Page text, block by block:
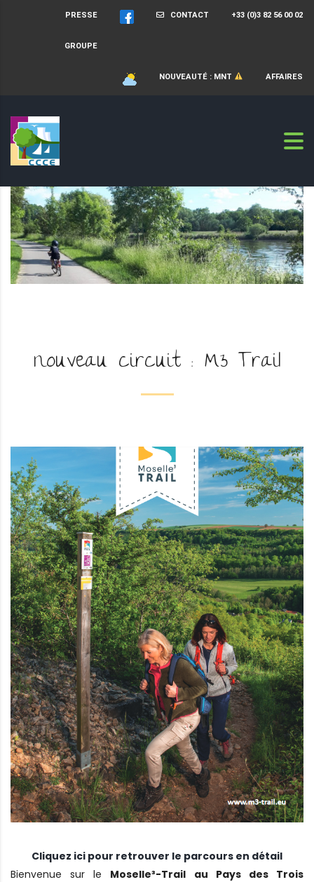
+33 (0)3 82 56 00 02
CONTACT
PRESSE
GROUPE
AFFAIRES
NOUVEAUTÉ : MNT
nouveau circuit : M3 Trail
Cliquez ici pour retrouver le parcours en détail
Bienvenue sur le Moselle³-Trail au Pays des Trois